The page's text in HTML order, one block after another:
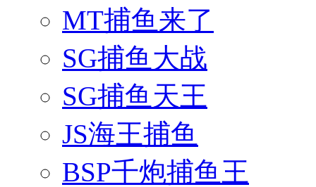
MT捕鱼来了
SG捕鱼大战
SG捕鱼天王
JS海王捕鱼
BSP千炮捕鱼王